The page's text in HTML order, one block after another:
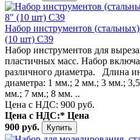
Набор инструментов
(10 шт) С39
Набор инструментов для
пластичных масс. Набор
различного диаметра. Длина
диаметра: 1 мм.; 2 мм.; 3 мм.;
мм.; 7 мм.; 8 мм. ..
Цена с НДС: 900 руб.
Цена с НДС:* Цена
900 руб.